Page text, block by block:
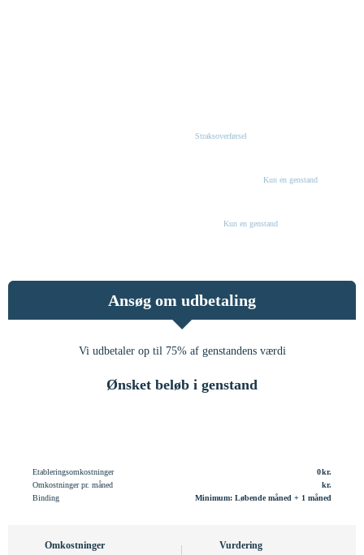
Straksoverførsel
Kun en genstand
Kun en genstand
Ansøg om udbetaling
Vi udbetaler op til 75% af genstandens værdi
Ønsket beløb i genstand
Etableringsomkostninger
0
Omkostninger pr. måned
Binding
Minimum: Løbende måned + 1 måned
Omkostninger
Vurdering